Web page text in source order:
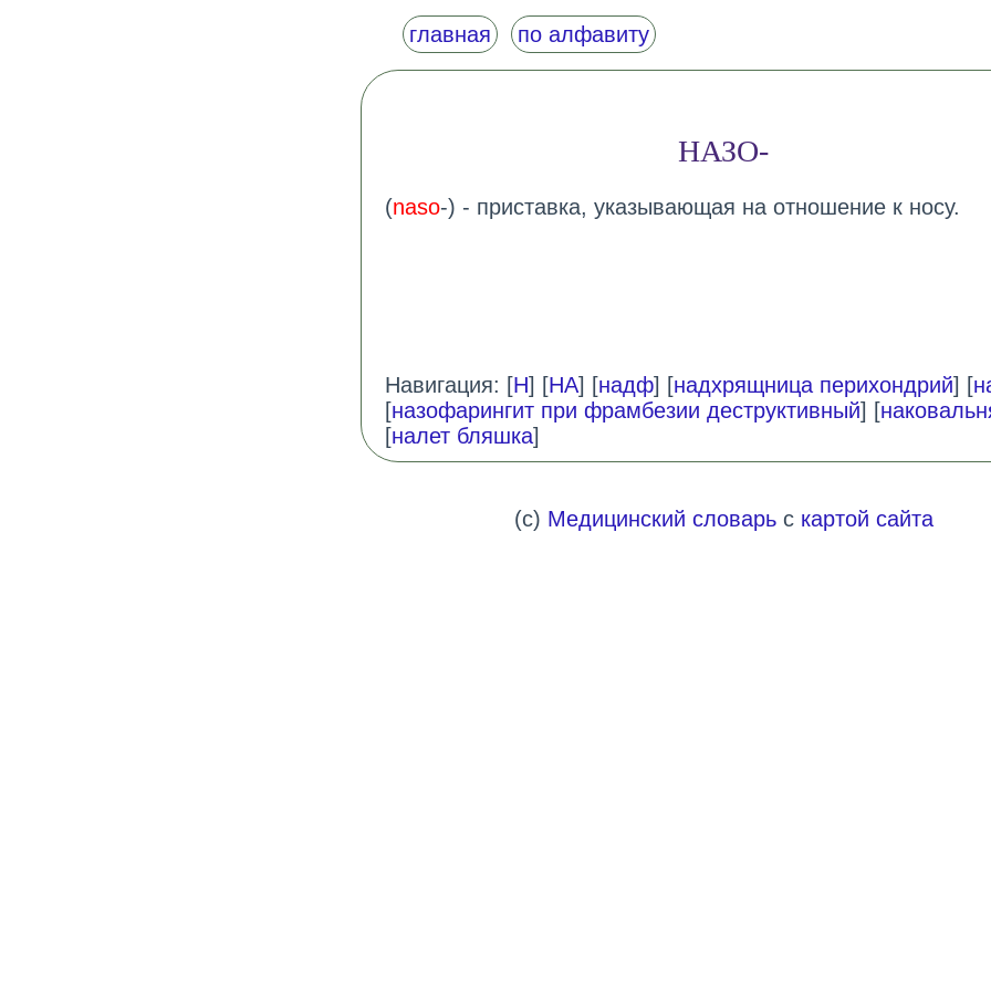
главная по алфавиту
НАЗО-
(naso-) - приставка, указывающая на отношение к носу.
Навигация: [Н] [НА] [надф] [надхрящница перихондрий] [
[назофарингит при фрамбезии деструктивный] [
[налет бляшка]
(c) Медицинский словарьс картой сайта